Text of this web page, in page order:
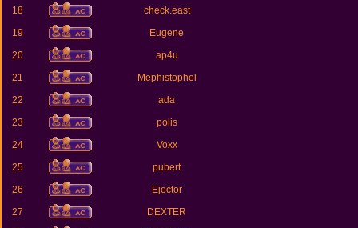
18
check.east
19
Eugene
20
ap4u
21
Mephistophel
22
ada
23
polis
24
Voxx
25
pubert
26
Ejector
27
DEXTER